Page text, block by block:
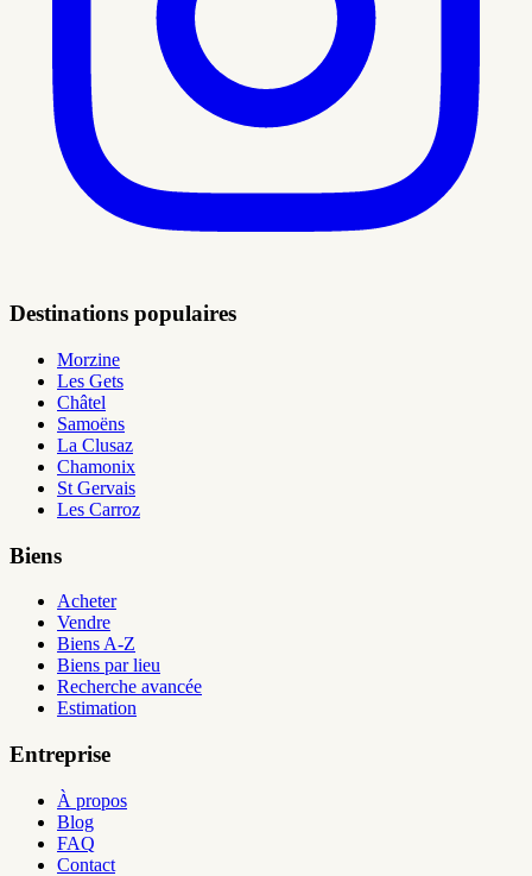
Destinations populaires
Morzine
Les Gets
Châtel
Samoëns
La Clusaz
Chamonix
St Gervais
Les Carroz
Biens
Acheter
Vendre
Biens A-Z
Biens par lieu
Recherche avancée
Estimation
Entreprise
À propos
Blog
FAQ
Contact